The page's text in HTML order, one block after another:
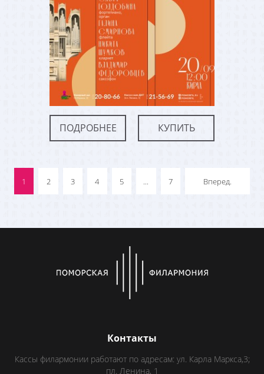
ПОДРОБНЕЕ КУПИТЬ
1 2 3 4 5 ... 7 Вперед.
Контакты
Кассы филармонии работают по адресам: ул. Карла Маркса,3;
пл. Ленина, 1